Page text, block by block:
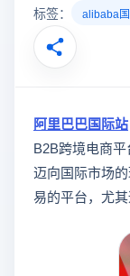
标签：
alibaba
阿里巴巴国际站
B2B跨境电商
迈向国际市场
易的平台，尤